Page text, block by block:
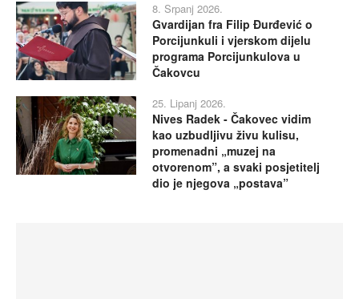
8. Srpanj 2026.
Gvardijan fra Filip Đurđević o
Porcijunkuli i vjerskom dijelu
programa Porcijunkulova u
Čakovcu
25. Lipanj 2026.
Nives Radek - Čakovec vidim
kao uzbudljivu živu kulisu,
promenadni „muzej na
otvorenom”, a svaki posjetitelj
dio je njegova „postava”